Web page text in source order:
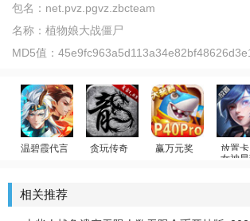
包名： net.pvz.pgvz.zbcteam
名称： 植物娘大战僵尸
MD5值：
温碧霞代言
贪玩传奇
赢万元奖
女神
相关推荐